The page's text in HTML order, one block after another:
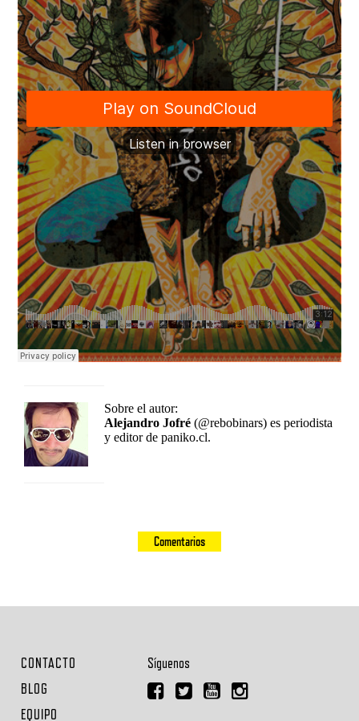
Sobre el autor:
Alejandro Jofré (@rebobinars) es periodista
y editor de paniko.cl.
Comentarios
CONTACTO
BLOG
EQUIPO
Síguenos